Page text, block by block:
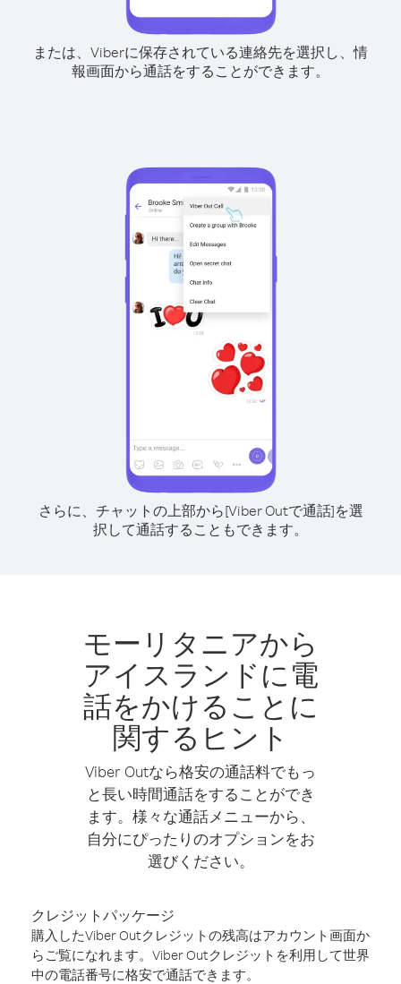
または、Viberに保存されている連絡先を選択し、情
報画面から通話をすることができます。
さらに、チャットの上部から[Viber Outで通話]を選
択して通話することもできます。
モーリタニアから
アイスランドに電
話をかけることに
関するヒント
Viber Outなら格安の通話料でもっ
と長い時間通話をすることができ
ます。様々な通話メニューから、
自分にぴったりのオプションをお
選びください。
クレジットパッケージ
購入したViber Outクレジットの残高はアカウント画面か
らご覧になれます。Viber Outクレジットを利用して世界
中の電話番号に格安で通話できます。